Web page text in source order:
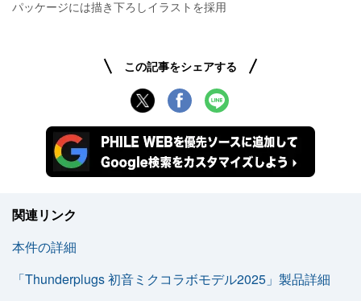
パッケージには描き下ろしイラストを採用
この記事をシェアする
関連リンク
本件の詳細
「Thunderplugs 初音ミクコラボモデル2025」製品詳細